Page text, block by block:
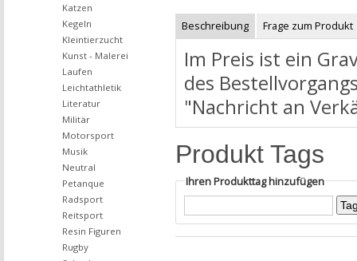
Beschreibung Frage zum Produkt
Im Preis ist ein
des
"Nachricht an
Produkt Tags
Ihren Produkttag hinzufügen
Katzen
Kegeln
Kleintierzucht
Kunst - Malerei
Laufen
Leichtathletik
Literatur
Militär
Motorsport
Musik
Neutral
Petanque
Radsport
Reitsport
Resin Figuren
Rugby